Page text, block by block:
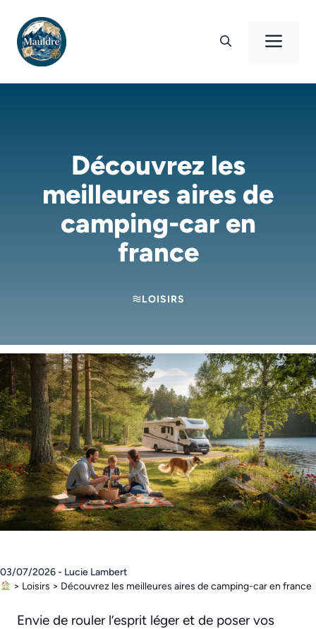
contenu
Découvrez les
meilleures aires de
camping-car en
france
LOISIRS
03/07/2026 - Lucie Lambert
> Loisirs > Découvrez les meilleures aires de camping-car en france
Envie de rouler l’esprit léger et de poser vos